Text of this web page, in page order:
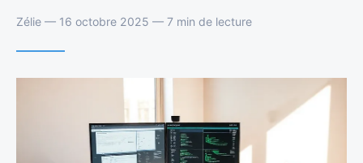
Zélie — 16 octobre 2025 — 7 min de lecture